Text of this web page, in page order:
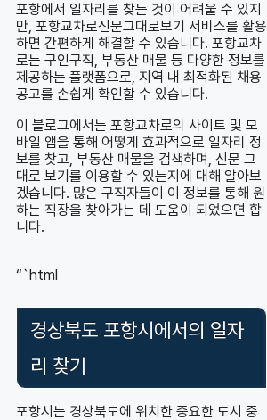
포항에서 일자리를 찾는 것이 어려울 수 있지
만, 포항교차로신문그대로보기 서비스를 활용
하면 간편하게 해결할 수 있습니다. 포항교차
로는 구인구직, 부동산 매물 등 다양한 정보를
제공하는 플랫폼으로, 지역 내 최적화된 채용
공고를 손쉽게 확인할 수 있습니다.
이 블로그에서는 포항교차로의 사이트 및 모
바일 앱을 통해 어떻게 효과적으로 일자리 정
보를 찾고, 부동산 매물을 검색하며, 신문 그
대로 보기를 이용할 수 있는지에 대해 알아보
겠습니다. 많은 구직자들이 이 정보를 통해 원
하는 직장을 찾아가는 데 도움이 되었으면 합
니다.
“`html
경상북도 포항시에서의 일자
리 찾기
포항시는 경상북도에 위치한 중요한 도시 중